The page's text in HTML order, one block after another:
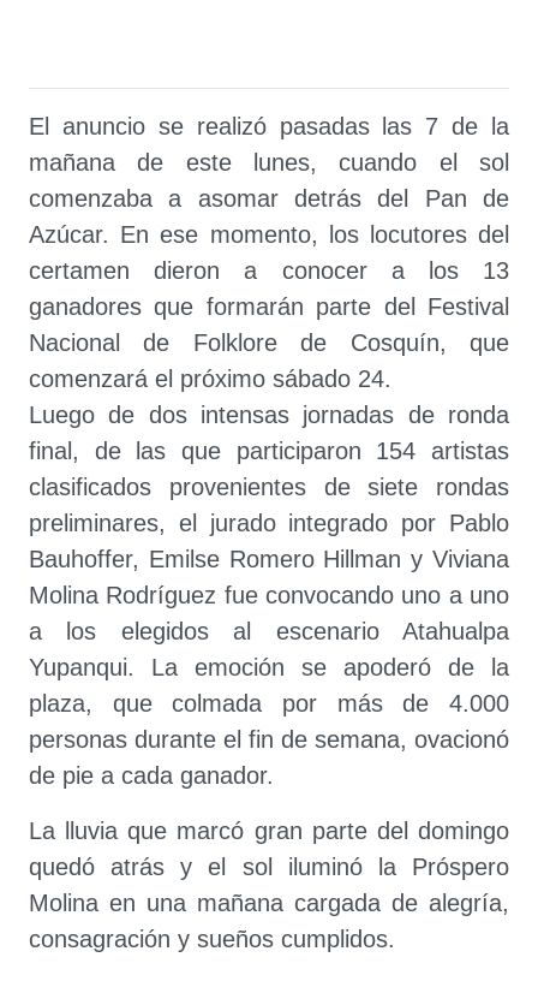
El anuncio se realizó pasadas las 7 de la
mañana de este lunes, cuando el sol
comenzaba a asomar detrás del Pan de
Azúcar. En ese momento, los locutores del
certamen dieron a conocer a los 13
ganadores que formarán parte del Festival
Nacional de Folklore de Cosquín, que
comenzará el próximo sábado 24.
Luego de dos intensas jornadas de ronda
final, de las que participaron 154 artistas
clasificados provenientes de siete rondas
preliminares, el jurado integrado por Pablo
Bauhoffer, Emilse Romero Hillman y Viviana
Molina Rodríguez fue convocando uno a uno
a los elegidos al escenario Atahualpa
Yupanqui. La emoción se apoderó de la
plaza, que colmada por más de 4.000
personas durante el fin de semana, ovacionó
de pie a cada ganador.
La lluvia que marcó gran parte del domingo
quedó atrás y el sol iluminó la Próspero
Molina en una mañana cargada de alegría,
consagración y sueños cumplidos.